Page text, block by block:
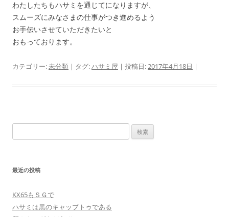
わたしたちもハサミを通じてになりますが、
スムーズにみなさまの仕事がつき進めるよう
お手伝いさせていただきたいと
おもっております。
カテゴリー:未分類 | タグ:ハサミ屋 | 投稿日:2017年4月18日 |
索:
最近の投稿
KX65もＳＧで
ハサミは黒のキャップトゥである